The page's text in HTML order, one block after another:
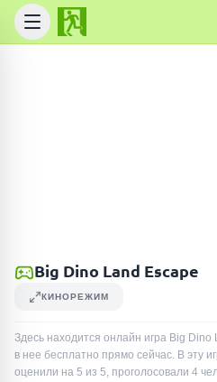
Big Dino Land Escape
КИНОРЕЖИМ
Здесь находится онлайн игра Big
в нее бесплатно прямо сейчас. В эту
оценили на 5 из 5, проголосовали 4